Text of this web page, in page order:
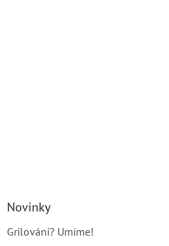
Novinky
Grilování? Umíme!